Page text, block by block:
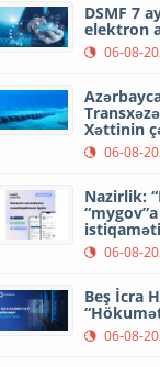
DSMF 7
elektron
06-08-
Xəttinin
06-08-
Nazirlik:
06-08-
Beş İcra
06-08-